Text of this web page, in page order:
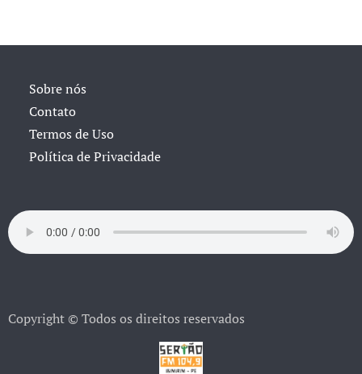
Sobre nós
Contato
Termos de Uso
Política de Privacidade
Copyright © Todos os direitos reservados